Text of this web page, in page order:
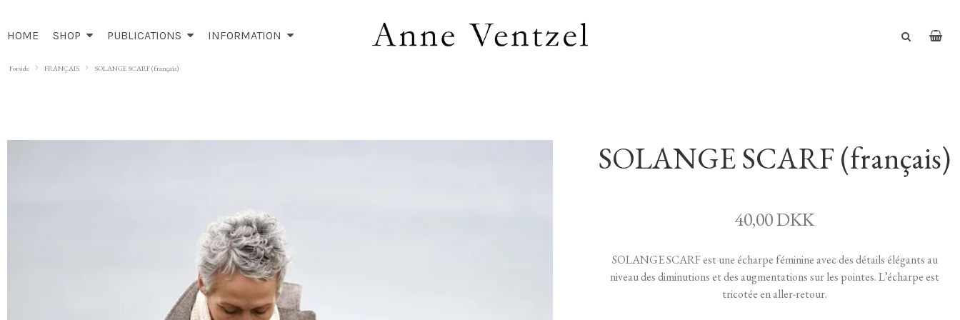
HOME SHOP PUBLICATIONS INFORMATION
Forside FRANÇAIS SOLANGE SCARF (français)
SOLANGE SCARF (français)
40,00 DKK
SOLANGE SCARF est une écharpe féminine avec des détails élégants au
niveau des diminutions et des augmentations sur les pointes. L’écharpe est
tricotée en aller-retour.